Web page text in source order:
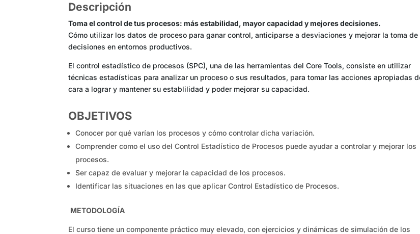
Descripción
Toma el control de tus procesos: más estabilidad, mayor capacidad y mejores decisiones.
Cómo utilizar los datos de proceso para ganar control, anticiparse a desviaciones y mejorar la toma de
decisiones en entornos productivos.
El control estadístico de procesos (SPC), una de las herramientas del Core Tools, consiste en utilizar
técnicas estadísticas para analizar un proceso o sus resultados, para tomar las acciones apropiadas
cara a lograr y mantener su establilidad y poder mejorar su capacidad.
OBJETIVOS
Conocer por qué varían los procesos y cómo controlar dicha variación.
Comprender como el uso del Control Estadístico de Procesos puede ayudar a controlar y mejorar los
procesos.
Ser capaz de evaluar y mejorar la capacidad de los procesos.
Identificar las situaciones en las que aplicar Control Estadístico de Procesos.
METODOLOGÍA
El curso tiene un componente práctico muy elevado, con ejercicios y dinámicas de simulación de los